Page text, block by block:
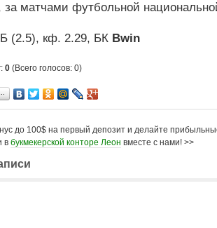
за матчами футбольной
(2.5), кф. 2.29, БК Bwin
0 (Всего голосов: 0)
до 100$ на первый депозит и делайте
в букмекерской конторе Леон вместе с нами! >>